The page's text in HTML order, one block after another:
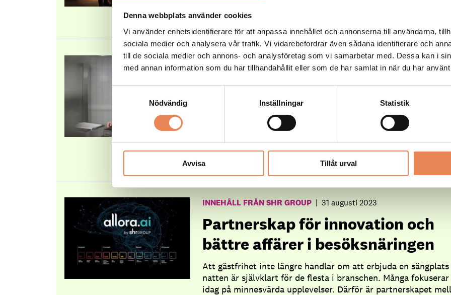
Denna webbplats använder cookies
Vi använder enhetsidentifierare för att anpassa innehållet och annonserna till användarna,
sociala medier och analysera vår trafik. Vi vidarebefordrar även sådana identifierare och
till de sociala medier och annons- och analysföretag som vi samarbetar med. Dessa kan i
med annan information som du har tillhandahållit eller som de har samlat in när du har
Nödvändig
Inställningar Statistik
Avvisa Tillåt urval
värdeskapande insatser – och verkligen följa din dröm
INNEHÅLL FRÅN TEXTILIA 10 oktober 2023
Myrthe är restaurangbranschens
vardagshjälte
Universeums köksmästare Myrthe Put har skapat en
utnämnts till Restaurangbran...
INNEHÅLL FRÅN SHR GROUP | 31 augusti 2023
Partnerskap för innovation och
bättre affärer i besöksnäringen
Att gästfrihet inte längre handlar om att erbjuda en
natten är självklart för de flesta i branschen. Många fokuserar
idag på minnesvärda upplevelser. Därför är partnerskapet